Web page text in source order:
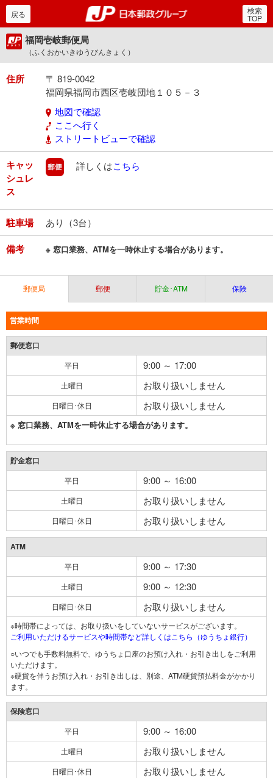
郵便局・日本郵政グルー
戻る 検索
TOP
福岡壱岐郵便局
（ふくおかいきゆうびんきょく）
住所
〒 819-0042
福岡県福岡市西区壱岐団地１０５－３
地図で確認
ここへ行く
ストリートビューで確認
キャッ
シュレ
ス
郵便
詳しくはこちら
駐車場 あり（3台）
備考 ※ 窓口業務、ATMを一時休止する場合があります。
郵便局 郵便 貯金･ATM 保険
営業時間
郵便窓口
平日 9:00 ～ 17:00
土曜日 お取り扱いしません
日曜日･休日 お取り扱いしません
※ 窓口業務、ATMを一時休止する場合があります。
貯金窓口
平日 9:00 ～ 16:00
土曜日 お取り扱いしません
日曜日･休日 お取り扱いしません
ATM
平日 9:00 ～ 17:30
土曜日 9:00 ～ 12:30
日曜日･休日 お取り扱いしません
※時間帯によっては、お取り扱いをしていないサービスがございます。
ご利用いただけるサービスや時間帯など詳しくはこちら（ゆうちょ銀行）
○いつでも手数料無料で、ゆうちょ口座のお預け入れ・お引き出しをご利用
いただけます。
※硬貨を伴うお預け入れ・お引き出しは、別途、ATM硬貨預払料金がかかり
ます。
保険窓口
平日 9:00 ～ 16:00
土曜日 お取り扱いしません
日曜日･休日 お取り扱いしません